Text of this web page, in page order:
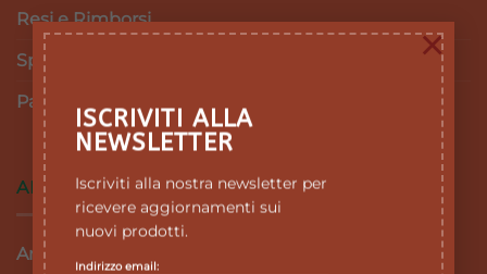
ISCRIVITI ALLA
NEWSLETTER
Iscriviti alla nostra newsletter per
ricevere aggiornamenti sui
nuovi prodotti.
Indirizzo email:
×
Resi e Rimborsi
Spedizioni
Pagamenti
AREA RISERVATA
Area personale